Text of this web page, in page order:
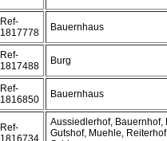
Ref-
1817778
Bauernhaus
Ref-
1817488
Burg
Ref-
1816850
Bauernhaus
Ref-
1816734
Aussiedlerhof, Bauernhof,
Gutshof, Muehle,